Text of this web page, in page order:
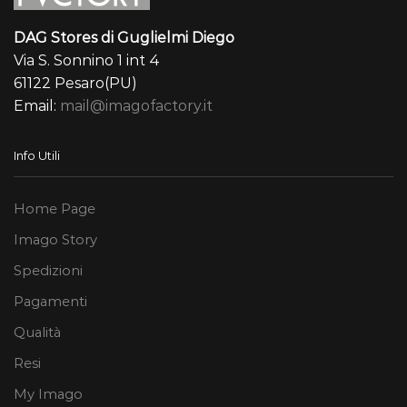
DAG Stores di Guglielmi Diego
Via S. Sonnino 1 int 4
61122 Pesaro(PU)
Email: mail@imagofactory.it
Info Utili
Home Page
Imago Story
Spedizioni
Pagamenti
Qualità
Resi
My Imago